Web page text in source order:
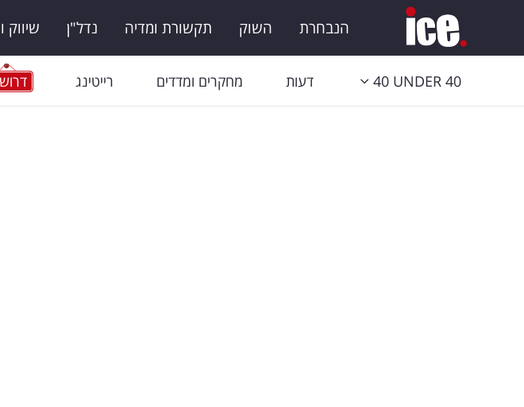
הנבחרת השוק תקשורת ומדיה נדל"ן שיווק
40 UNDER 40 דעות מחקרים ומדדים רייטינג